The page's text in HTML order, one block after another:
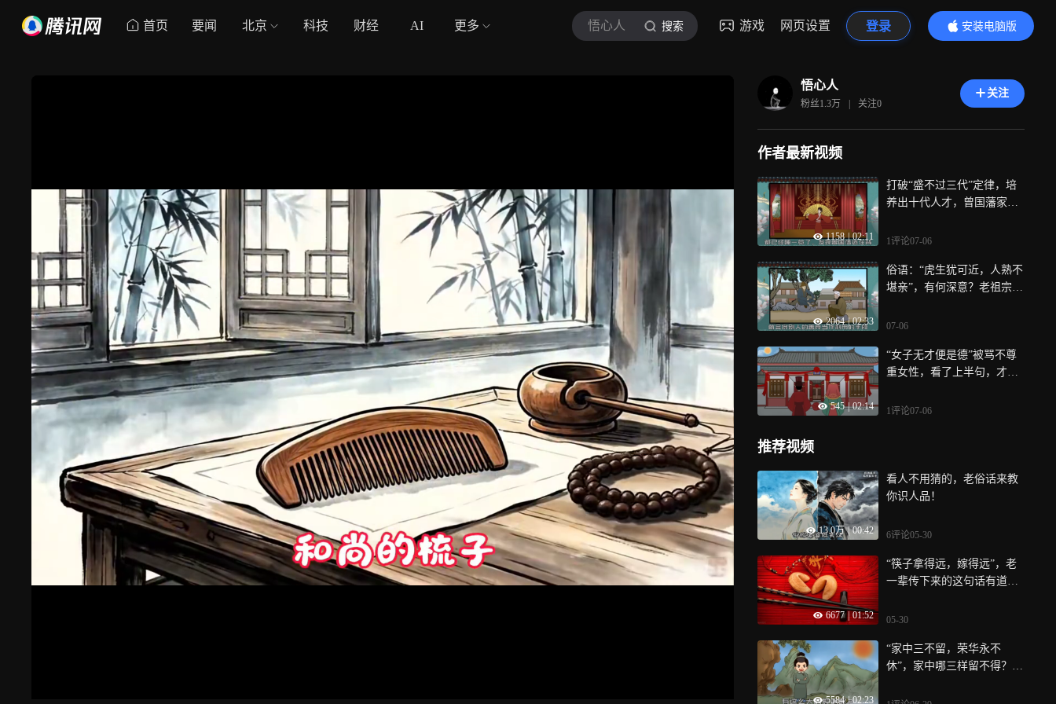
首页 要闻 北京 科技 财经 AI 更多 悟心人 搜索 游戏 网页设置 登录
安装电脑版
内容更精彩
悟心人
粉丝1.3万 | 关注0
关注
作者最新视频
1158 | 02:11
打破“盛不过三代”定律，培
养出十代人才，曾国藩家训
1评论07-06
2064 | 02:33
俗语：“虎生犹可近，人熟不
堪亲”，有何深意？老祖宗道
07-06
545 | 02:14
“女子无才便是德”被骂不尊
重女性，看了上半句，才知
1评论07-06
推荐视频
13.0万 | 00:42
看人不用猜的，老俗话来教
你识人品！
6评论05-30
6677 | 01:52
“筷子拿得远，嫁得远”，老
一辈传下来的这句话有道理
05-30
5584 | 02:23
“家中三不留，荣华永不
休”，家中哪三样留不得？别